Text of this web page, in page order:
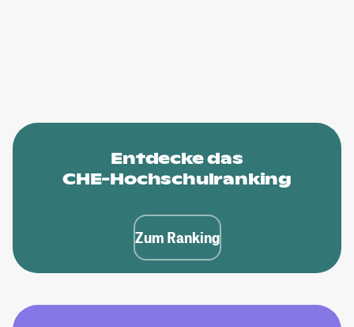
Entdecke das
CHE-Hochschulranking
Zum Ranking